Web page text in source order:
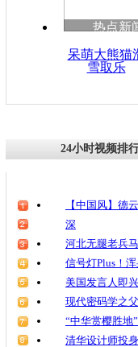
热点新
呆萌大熊猫
雪取乐
24小时视频排
【中国风】德
深
河北无腿老兵
信号灯Plus！
美国发言人即
现代密码学之
“中华赏樱胜地
清华设计师投